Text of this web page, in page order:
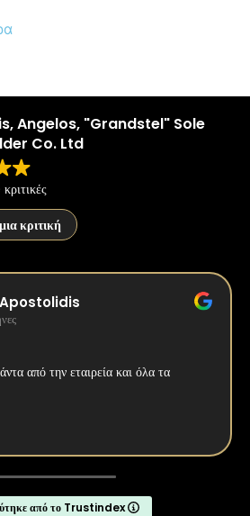
Angelos, "Grandstel" Sole
Co. Ltd
κριτική
από την εταιρεία και όλα τα
από το Trustindex